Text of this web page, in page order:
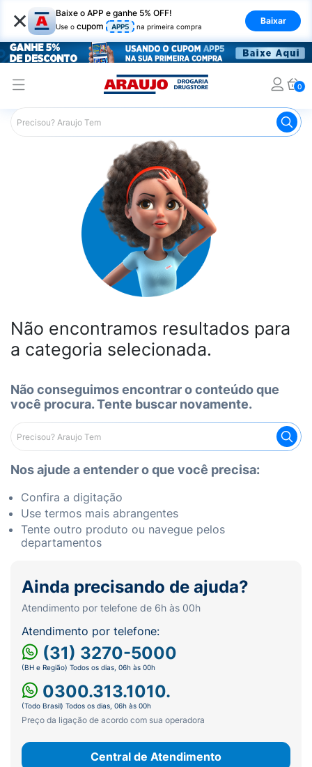
× Baixe o APP e ganhe 5% OFF!
Use o cupom APP5 na primeira compra
Baixar
0
Não encontramos resultados para
a categoria selecionada.
Não conseguimos encontrar o conteúdo que
você procura. Tente buscar novamente.
Nos ajude a entender o que você precisa:
Confira a digitação
Use termos mais abrangentes
Tente outro produto ou navegue pelos
departamentos
Ainda precisando de ajuda?
Atendimento por telefone de 6h às 00h
Atendimento por telefone:
(31) 3270-5000
(BH e Região) Todos os dias, 06h às 00h
0300.313.1010.
(Todo Brasil) Todos os dias, 06h às 00h
Preço da ligação de acordo com sua operadora
Central de Atendimento